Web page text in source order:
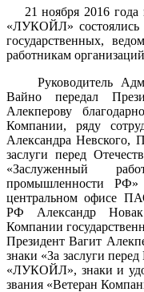
21 ноября 2016 года
«ЛУКОЙЛ» состоялись
государственных,
работникам
Руководитель
Вайно передал
Алекперову
Компании, ряду
Александра Невского,
заслуги перед
«Заслуженный
промышленности
центральном офисе
РФ Александр
Компании
Президент Вагит
знаки «За заслуги
«ЛУКОЙЛ», знаки и
звания «Ветеран